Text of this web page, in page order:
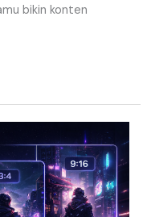
bikin konten